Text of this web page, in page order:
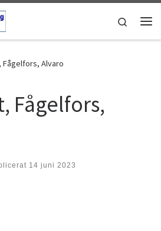
Search
Fågelfors, Alvaro
Fågelfors,
14 juni 2023